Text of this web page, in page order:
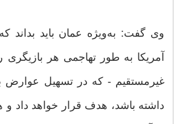
وی گفت: به‌ویژه عمان باید بداند
آمریکا به طور تهاجمی هر بازیگری
غیرمستقیم - که در تسهیل عوارض
داشته باشد، هدف قرار خواهد داد